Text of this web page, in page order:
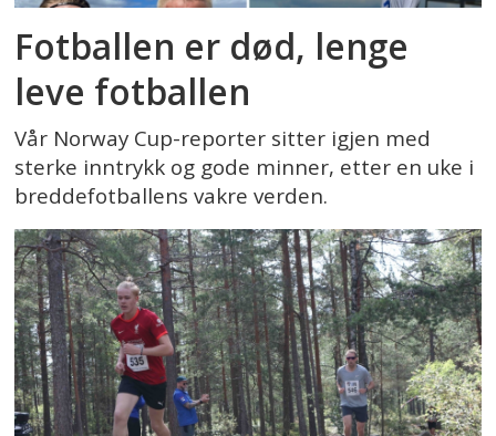
Fotballen er død, lenge
leve fotballen
Vår Norway Cup-reporter sitter igjen med
sterke inntrykk og gode minner, etter en uke i
breddefotballens vakre verden.